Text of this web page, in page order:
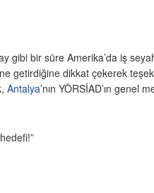
gibi bir süre Amerika’da iş
getirdiğine dikkat çekerek
Antalya’nın YÖRSİAD’ın genel